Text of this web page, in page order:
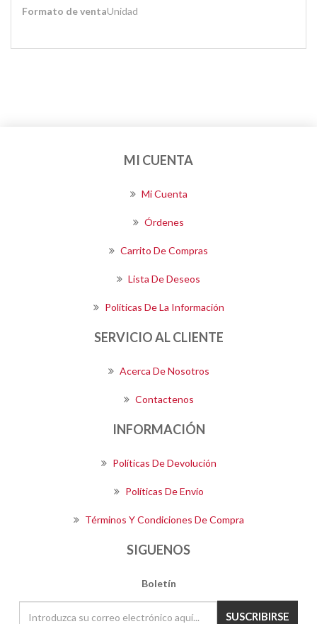
Formato de ventaUnidad
MI CUENTA
Mi Cuenta
Órdenes
Carrito De Compras
Lista De Deseos
Políticas De La Información
SERVICIO AL CLIENTE
Acerca De Nosotros
Contactenos
INFORMACIÓN
Políticas De Devolución
Políticas De Envío
Términos Y Condiciones De Compra
SIGUENOS
Boletín
SUSCRIBIRSE